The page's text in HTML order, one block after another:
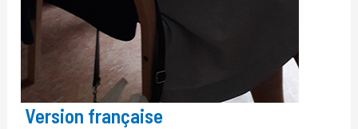
Version française